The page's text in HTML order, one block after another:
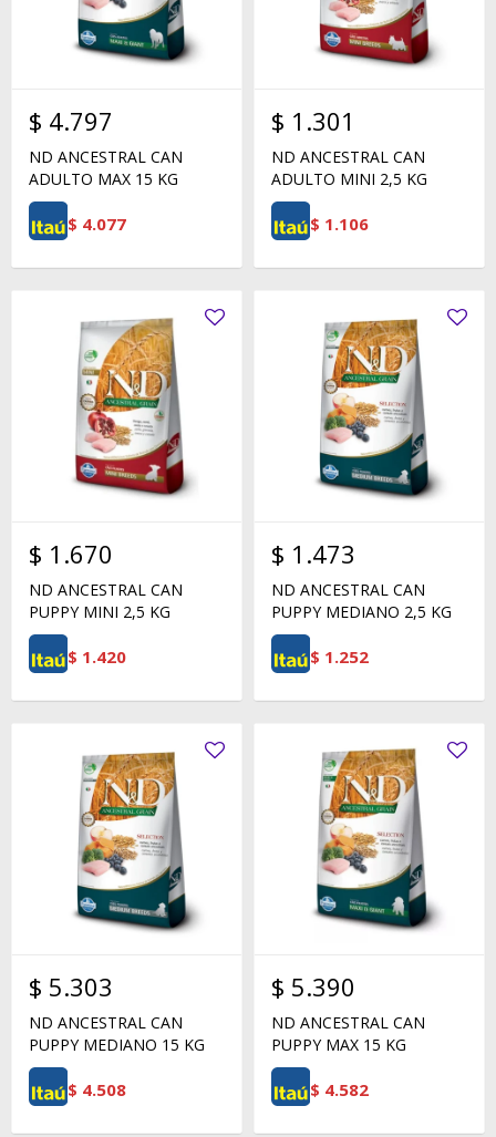
$ 4.797
ND ANCESTRAL CAN
ADULTO MAX 15 KG
$ 4.077
$ 1.301
ND ANCESTRAL CAN
ADULTO MINI 2,5 KG
$ 1.106
$ 1.670
ND ANCESTRAL CAN
PUPPY MINI 2,5 KG
$ 1.420
$ 1.473
ND ANCESTRAL CAN
PUPPY MEDIANO 2,5 KG
$ 1.252
$ 5.303
ND ANCESTRAL CAN
PUPPY MEDIANO 15 KG
$ 4.508
$ 5.390
ND ANCESTRAL CAN
PUPPY MAX 15 KG
$ 4.582